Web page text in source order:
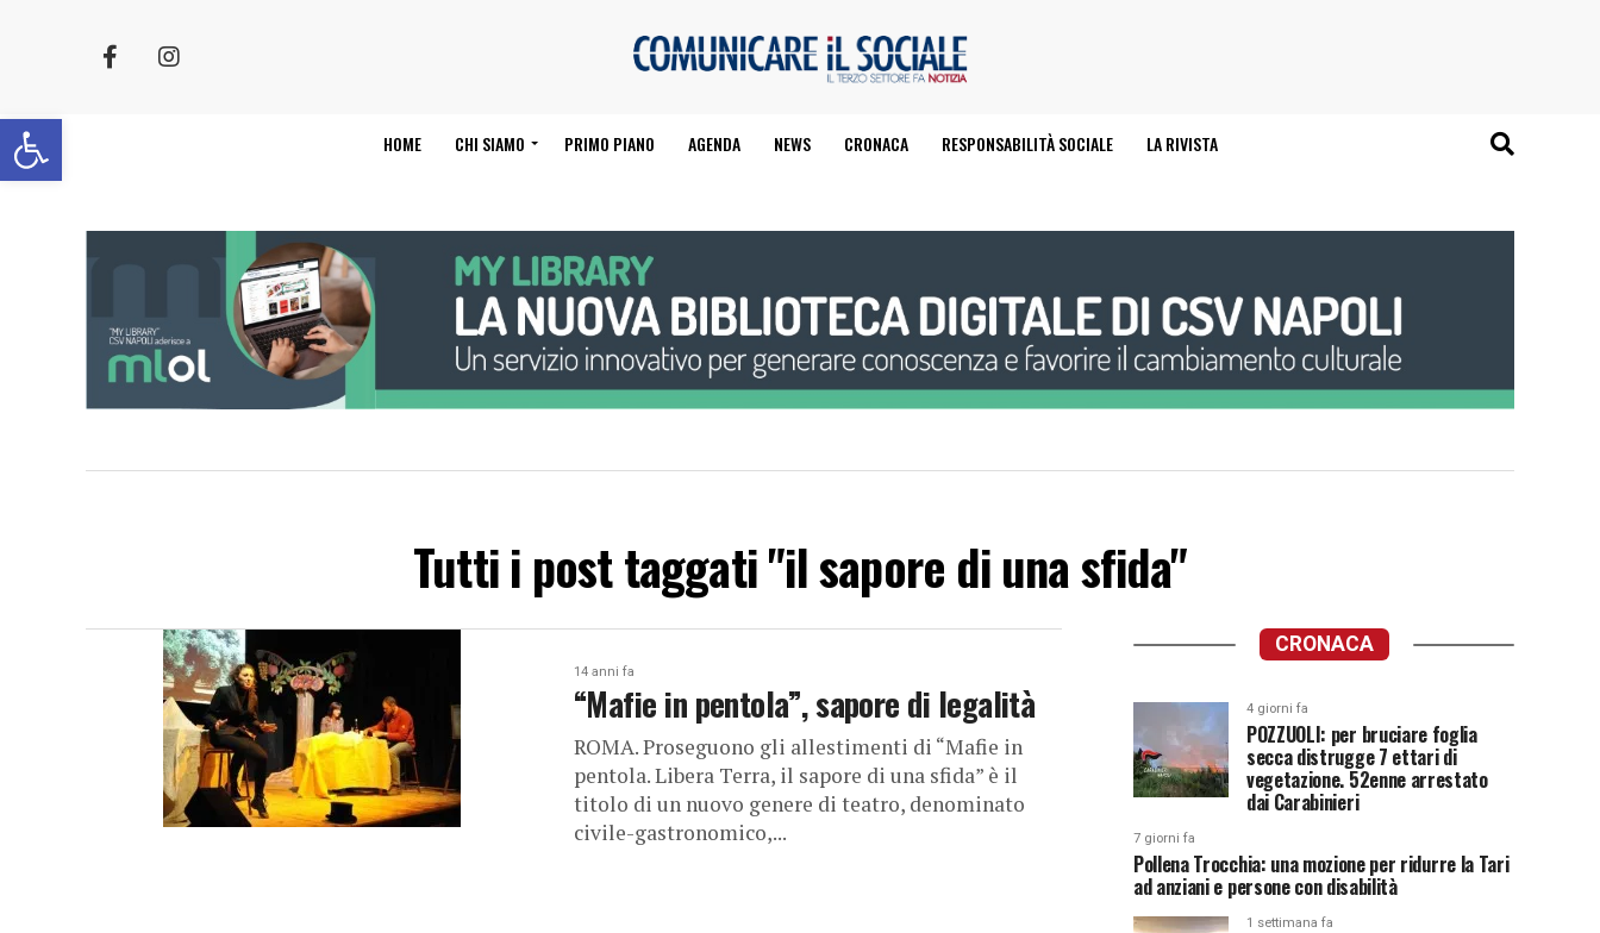
Apri la barra degli strumenti HOME CHI SIAMO PRIMO PIANO AGENDA NEWS CRONACA RESPONSABILITÀ SOCIALE LA RIVISTA
Tutti i post taggati "il sapore di una sfida"
14 anni fa
“Mafie in pentola”, sapore di legalità
ROMA. Proseguono gli allestimenti di “Mafie in
pentola. Libera Terra, il sapore di una sfida” è il
titolo di un nuovo genere di teatro, denominato
civile-gastronomico,...
CRONACA
4 giorni fa
POZZUOLI: per bruciare foglia
secca distrugge 7 ettari di
vegetazione. 52enne arrestato
dai Carabinieri
7 giorni fa
Pollena Trocchia: una mozione per ridurre la Tari
ad anziani e persone con disabilità
1 settimana fa